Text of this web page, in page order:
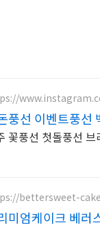
풍선 이벤트풍선
꽃풍선 첫돌풍선
bettersweet-
미엄케이크 베러